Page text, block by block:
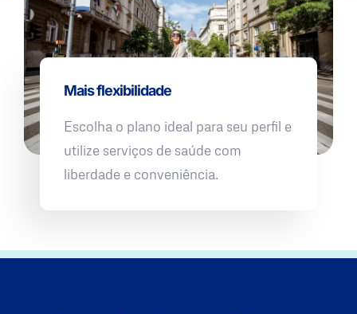
Mais flexibilidade
Escolha o plano ideal para seu perfil e
utilize serviços de saúde com
liberdade e conveniência.